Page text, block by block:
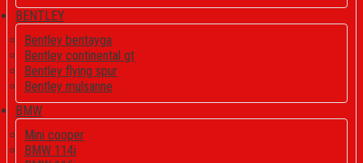
BENTLEY
Bentley bentayga
Bentley continental gt
Bentley flying spur
Bentley mulsanne
BMW
Mini cooper
BMW 114i